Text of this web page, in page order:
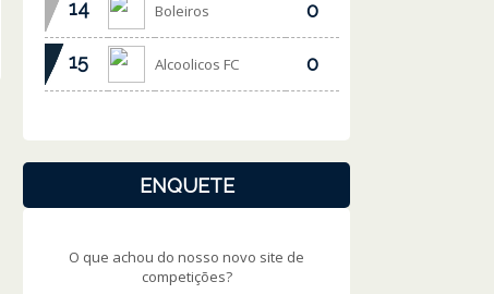
ENQUETE
O que achou do nosso novo site de
competições?